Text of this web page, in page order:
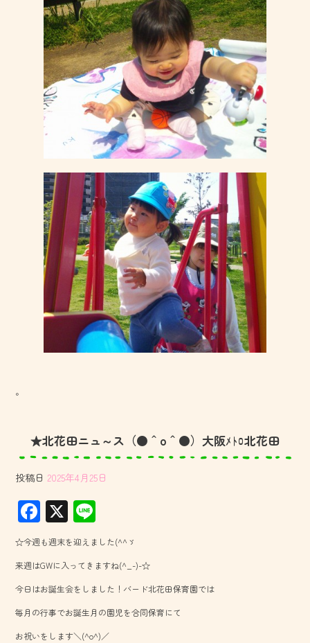
。
★北花田ニュ～ス（●＾o＾●）大阪ﾒﾄﾛ北花田
投稿日 2025年4月25日
F
ac
e
b
o
ok
X
ne
☆今週も週末を迎えました(^^ゞ
来週はGWに入ってきますね(^_-)-☆
今日はお誕生会をしました！バード北花田保育園では
毎月の行事でお誕生月の園児を合同保育にて
お祝いをします＼(^o^)／